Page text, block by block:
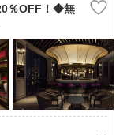
％OFF！◆無